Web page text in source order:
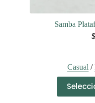
Samba
$
Casual /